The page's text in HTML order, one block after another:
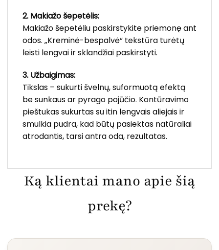
2. Makiažo šepetėlis:
Makiažo šepetėliu paskirstykite priemonę ant
odos. „Kreminė-bespalvė“ tekstūra turėtų
leisti lengvai ir sklandžiai paskirstyti.
3. Užbaigimas:
Tikslas – sukurti švelnų, suformuotą efektą
be sunkaus ar pyrago pojūčio. Kontūravimo
pieštukas sukurtas su itin lengvais aliejais ir
smulkia pudra, kad būtų pasiektas natūraliai
atrodantis, tarsi antra oda, rezultatas.
Ką klientai mano apie šią
prekę?